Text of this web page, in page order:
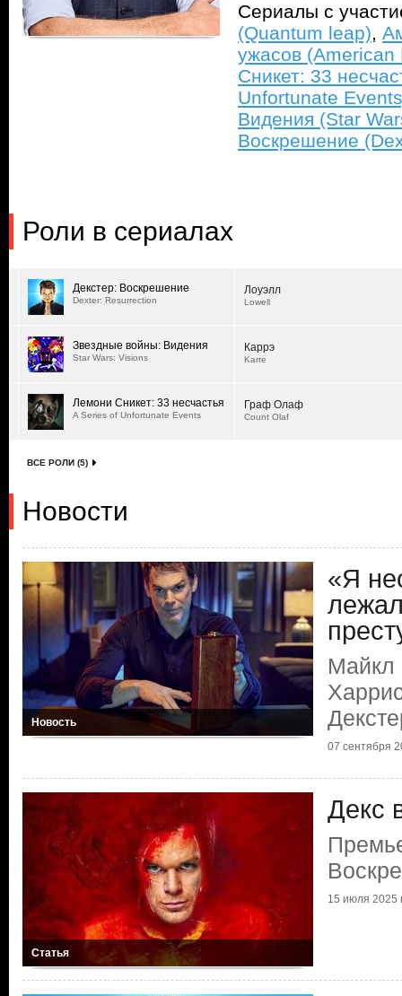
Сериалы с
(Quantum leap),
ужасов (American
Сникет: 33
Unfortunate
Видения (Star
Воскрешение
Роли в сериалах
Декстер: Воскрешение
Dexter: Resurrection
Лоуэлл
Lowell
Звездные войны: Видения
Star Wars: Visions
Каррэ
Karre
Лемони Сникет: 33 несчастья
A Series of Unfortunate Events
Граф Олаф
Count Olaf
ВСЕ РОЛИ (5)
Новости
Новость
«Я
Майкл
07 сентября
Статья
Декс
15 июля 2025